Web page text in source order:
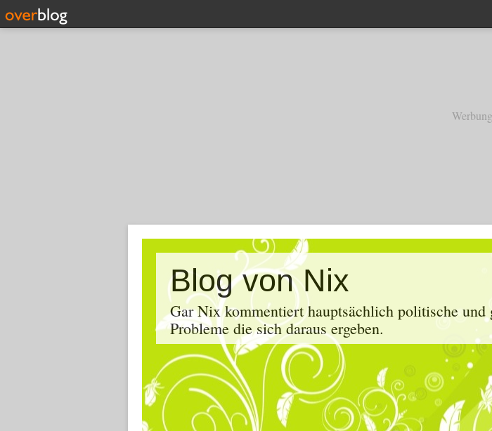
Werbung
Blog von Nix
Gar Nix kommentiert hauptsächlich politische
Probleme die sich daraus ergeben.